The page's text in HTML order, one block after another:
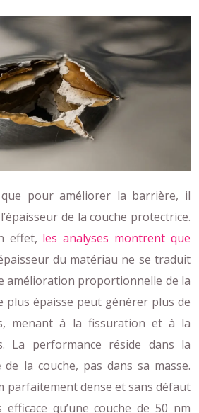
pour améliorer la barrière, il
de la couche protectrice.
effet, les analyses montrent que
du matériau ne se traduit
amélioration proportionnelle de la
plus épaisse peut générer plus de
menant à la fissuration et à la
La performance réside dans la
de la couche, pas dans sa masse.
parfaitement dense et sans défaut
qu’une couche de 50 nm